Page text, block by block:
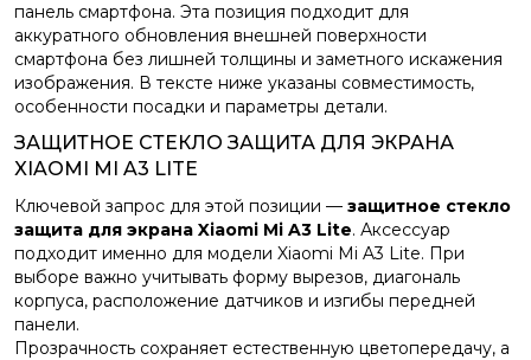
панель смартфона. Эта позиция подходит для
аккуратного обновления внешней поверхности
смартфона без лишней толщины и заметного искажения
изображения. В тексте ниже указаны совместимость,
особенности посадки и параметры детали.
ЗАЩИТНОЕ СТЕКЛО ЗАЩИТА ДЛЯ ЭКРАНА
XIAOMI MI A3 LITE
Ключевой запрос для этой позиции — защитное стекло
защита для экрана Xiaomi Mi A3 Lite. Аксессуар
подходит именно для модели Xiaomi Mi A3 Lite. При
выборе важно учитывать форму вырезов, диагональ
корпуса, расположение датчиков и изгибы передней
панели.
Прозрачность сохраняет естественную цветопередачу, а